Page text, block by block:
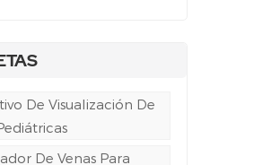
De Visualización De
De Venas Para